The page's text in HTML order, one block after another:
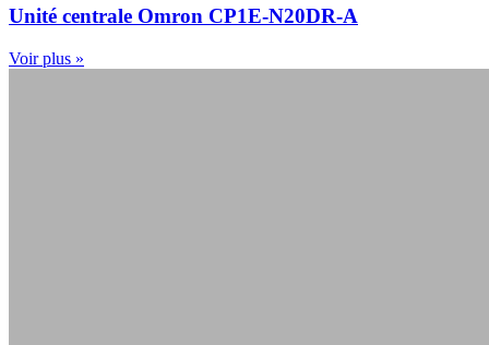
Unité centrale Omron CP1E-N20DR-A
Voir plus »